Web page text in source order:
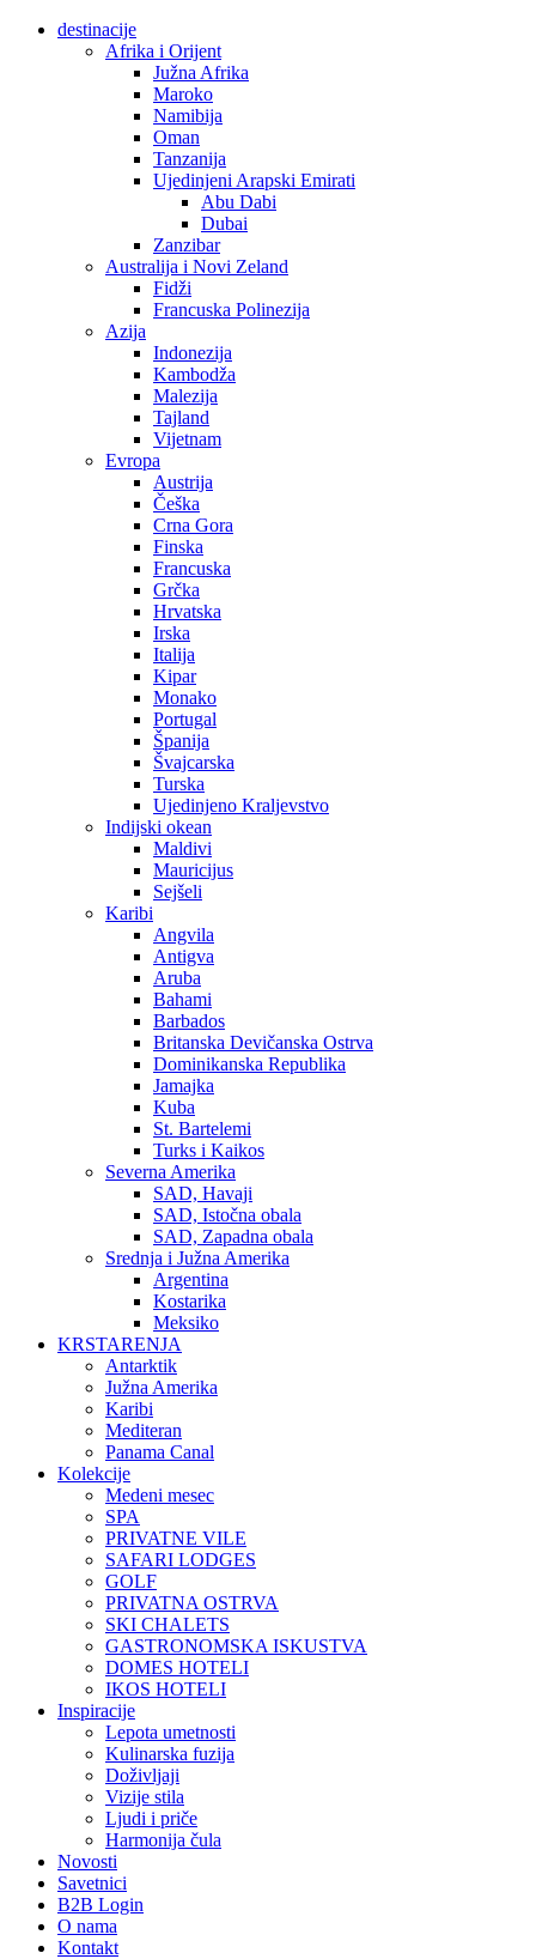
destinacije
Afrika i Orijent
Južna Afrika
Maroko
Namibija
Oman
Tanzanija
Ujedinjeni Arapski Emirati
Abu Dabi
Dubai
Zanzibar
Australija i Novi Zeland
Fidži
Francuska Polinezija
Azija
Indonezija
Kambodža
Malezija
Tajland
Vijetnam
Evropa
Austrija
Češka
Crna Gora
Finska
Francuska
Grčka
Hrvatska
Irska
Italija
Kipar
Monako
Portugal
Španija
Švajcarska
Turska
Ujedinjeno Kraljevstvo
Indijski okean
Maldivi
Mauricijus
Sejšeli
Karibi
Angvila
Antigva
Aruba
Bahami
Barbados
Britanska Devičanska Ostrva
Dominikanska Republika
Jamajka
Kuba
St. Bartelemi
Turks i Kaikos
Severna Amerika
SAD, Havaji
SAD, Istočna obala
SAD, Zapadna obala
Srednja i Južna Amerika
Argentina
Kostarika
Meksiko
KRSTARENJA
Antarktik
Južna Amerika
Karibi
Mediteran
Panama Canal
Kolekcije
Medeni mesec
SPA
PRIVATNE VILE
SAFARI LODGES
GOLF
PRIVATNA OSTRVA
SKI CHALETS
GASTRONOMSKA ISKUSTVA
DOMES HOTELI
IKOS HOTELI
Inspiracije
Lepota umetnosti
Kulinarska fuzija
Doživljaji
Vizije stila
Ljudi i priče
Harmonija čula
Novosti
Savetnici
B2B Login
O nama
Kontakt